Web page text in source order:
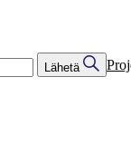
Lähetä